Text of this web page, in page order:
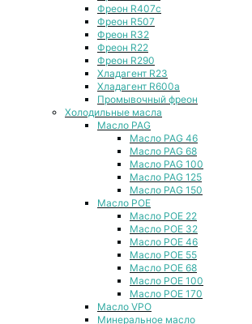
Фреон R407с
Фреон R507
Фреон R32
Фреон R22
Фреон R290
Хладагент R23
Хладагент R600a
Промывочный фреон
Холодильные масла
Масло PAG
Масло PAG 46
Масло PAG 68
Масло PAG 100
Масло PAG 125
Масло PAG 150
Масло POE
Масло POE 22
Масло POE 32
Масло POE 46
Масло POE 55
Масло POE 68
Масло POE 100
Масло POE 170
Масло VPO
Минеральное масло